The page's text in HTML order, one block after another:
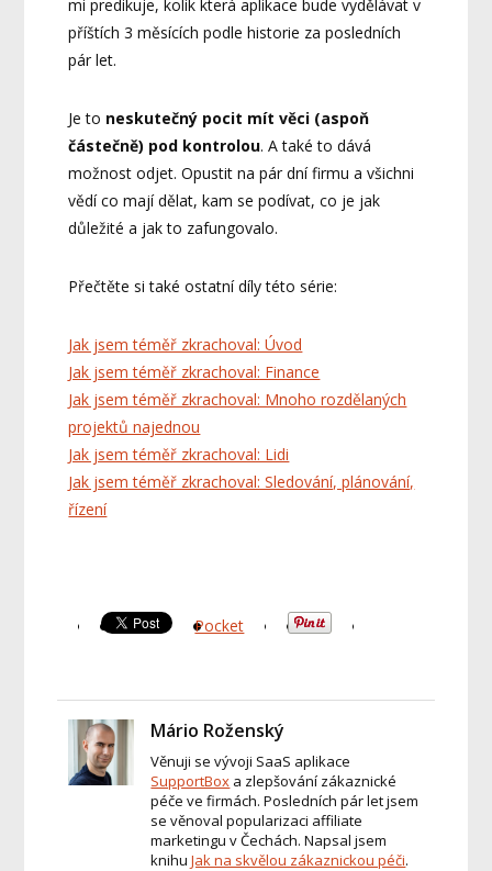
mi predikuje, kolik která aplikace bude vydělávat v
příštích 3 měsících podle historie za posledních
pár let.
Je to neskutečný pocit mít věci (aspoň
částečně) pod kontrolou. A také to dává
možnost odjet. Opustit na pár dní firmu a všichni
vědí co mají dělat, kam se podívat, co je jak
důležité a jak to zafungovalo.
Přečtěte si také ostatní díly této série:
Jak jsem téměř zkrachoval: Úvod
Jak jsem téměř zkrachoval: Finance
Jak jsem téměř zkrachoval: Mnoho rozdělaných
projektů najednou
Jak jsem téměř zkrachoval: Lidi
Jak jsem téměř zkrachoval: Sledování, plánování,
řízení
Pocket
Mário Roženský
Věnuji se vývoji SaaS aplikace
SupportBox a zlepšování zákaznické
péče ve firmách. Posledních pár let jsem
se věnoval popularizaci affiliate
marketingu v Čechách. Napsal jsem
knihuJak na skvělou zákaznickou péči.